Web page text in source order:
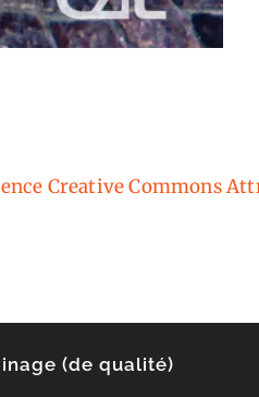
Creative Commons
(de qualité)